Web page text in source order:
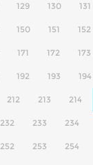
129 130 131
150 151 152
171 172 173
192 193 194
212 213 214
232 233 234
252 253 254